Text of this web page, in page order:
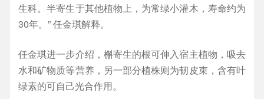
生科。半寄生于其他植物上，为常绿小灌木，寿命约为
30年。” 任金琪解释。
任金琪进一步介绍，槲寄生的根可伸入宿主植物，吸去
水和矿物质等营养，另一部分植株则为韧皮束，含有叶
绿素的可自己光合作用。